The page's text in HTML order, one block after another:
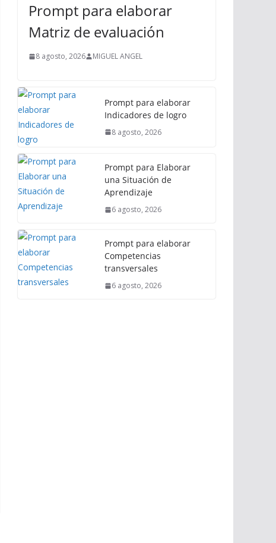
Prompt para elaborar
Matriz de evaluación
8 agosto, 2026 MIGUEL ANGEL
Prompt para elaborar
Indicadores de logro
8 agosto, 2026
Prompt para Elaborar
una Situación de
Aprendizaje
6 agosto, 2026
Prompt para elaborar
Competencias
transversales
6 agosto, 2026